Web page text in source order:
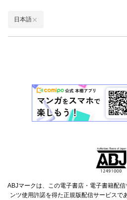
日本語
ABJマークは、この電子書店・電子書籍配
ンツ使用許諾を得た正規版配信サービスで